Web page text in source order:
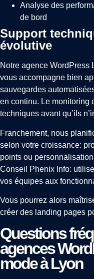
Analyse des
de bord
Support
évolutive
Notre agence WordPress
vous accompagne bien
sauvegardes
en continu. Le monitoring
techniques avant qu’ils
Franchement, nous
selon votre croissance:
points ou
Conseil Phenix Info:
vos équipes aux
Vous pourrez alors
créer des landing pages
Questions
agences
mode à Lyon